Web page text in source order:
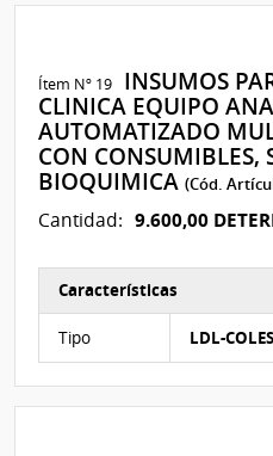
Ítem Nº 19
INSUMOS
CLINICA EQUIPO
AUTOMATIZADO
CON CONSUMIBLES,
BIOQUIMICA(Cód.
Cantidad: 9.600,00
Características
Tipo LDL-